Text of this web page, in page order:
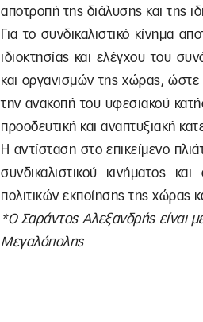
αποτροπή της διάλυσης και της
Για το συνδικαλιστικό κίνημα
ιδιοκτησίας και ελέγχου του
και οργανισμών της χώρας, ώστε
την ανακοπή του υφεσιακού
προοδευτική και αναπτυξιακή
Η αντίσταση στο επικείμενο
συνδικαλιστικού κινήματος
πολιτικών εκποίησης της χώρας
*Ο Σαράντος Αλεξανδρής είναι
Μεγαλόπολης